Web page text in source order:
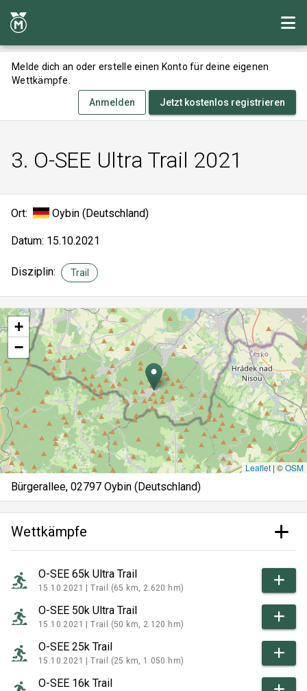
Melde dich an oder erstelle einen Konto für deine eigenen
Wettkämpfe.
Anmelden
Jetzt kostenlos registrieren
3. O-SEE Ultra Trail 2021
Ort: Oybin (Deutschland)
Datum: 15.10.2021
Disziplin: Trail
+
−
Leaflet | ©OSM
Bürgerallee, 02797 Oybin (Deutschland)
Wettkämpfe
O-SEE 65k Ultra Trail
15.10.2021 |Trail (65 km, 2.620 hm)
O-SEE 50k Ultra Trail
15.10.2021 |Trail (50 km, 2.120 hm)
O-SEE 25k Trail
15.10.2021 |Trail (25 km, 1.050 hm)
O-SEE 16k Trail